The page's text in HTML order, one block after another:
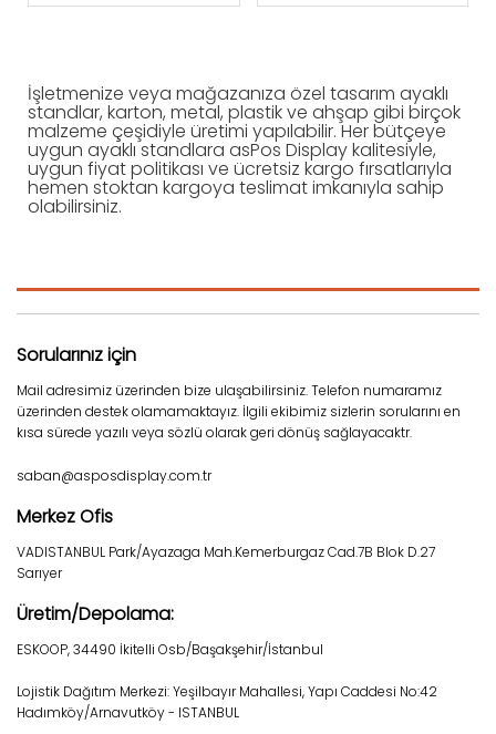
İşletmenize veya mağazanıza özel tasarım ayaklı
standlar, karton, metal, plastik ve ahşap gibi birçok
malzeme çeşidiyle üretimi yapılabilir. Her bütçeye
uygun ayaklı standlara asPos Display kalitesiyle,
uygun fiyat politikası ve ücretsiz kargo fırsatlarıyla
hemen stoktan kargoya teslimat imkanıyla sahip
olabilirsiniz.
Sorularınız için
Mail adresimiz üzerinden bize ulaşabilirsiniz. Telefon numaramız
üzerinden destek olamamaktayız. İlgili ekibimiz sizlerin sorularını en
kısa sürede yazılı veya sözlü olarak geri dönüş sağlayacaktr.
saban@asposdisplay.com.tr
Merkez Ofis
VADISTANBUL Park/Ayazaga Mah.Kemerburgaz Cad.7B Blok D.27
Sarıyer
Üretim/Depolama:
ESKOOP, 34490 İkitelli Osb/Başakşehir/İstanbul
Lojistik Dağıtım Merkezi: Yeşilbayır Mahallesi, Yapı Caddesi No:42
Hadımköy/Arnavutköy - ISTANBUL